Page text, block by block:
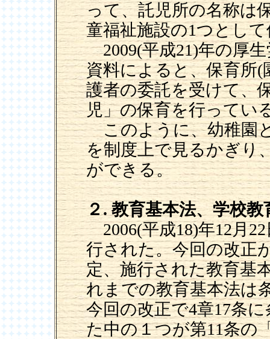
って、託児所の名称は
童福祉施設の1つとし
2009(平成21)年の厚生
資料によると、保育所(
護者の委託を受けて、
児」の保育を行ってい
このように、幼稚園
を制度上で見るかぎり
ができる。
２. 教育基本法、学校
2006(平成18)年12月22
行された。今回の改正
定、施行された教育基
れまでの教育基本法は
今回の改正で4章17条
た中の１つが第11条の